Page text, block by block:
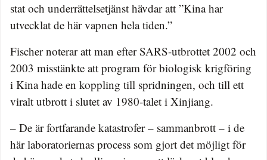
stat och underrättelsetjänst hävdar att ”Kina har
utvecklat de här vapnen hela tiden.”
Fischer noterar att man efter SARS-utbrottet 2002 och
2003 misstänkte att program för biologisk krigföring
i Kina hade en koppling till spridningen, och till ett
viralt utbrott i slutet av 1980-talet i Xinjiang.
– De är fortfarande katastrofer – sammanbrott – i de
här laboratoriernas process som gjort det möjligt för